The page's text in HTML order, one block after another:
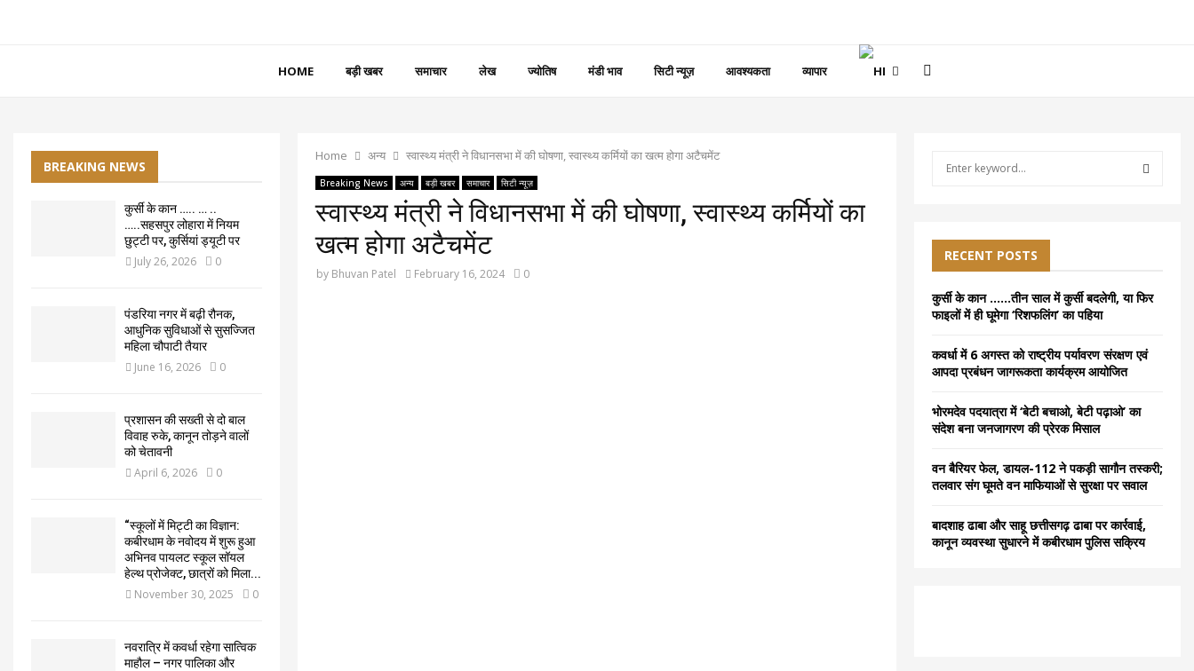
HOME बड़ी खबर समाचार लेख ज्योतिष मंडी भाव सिटी न्यूज़ आवश्यकता व्यापार
Home अन्य स्वास्थ्य मंत्री ने विधानसभा में की घोषणा, स्वास्थ्य कर्मियों का खत्म होगा अटैचमेंट
Breaking News अन्य बड़ी खबर समाचार सिटी न्यूज़
स्वास्थ्य मंत्री ने विधानसभा में की घोषणा, स्वास्थ्य कर्मियों का
खत्म होगा अटैचमेंट
by Bhuvan Patel February 16, 2024 0
BREAKING NEWS
कुर्सी के कान ….. … ..
…..सहसपुर लोहारा में नियम
छुट्टी पर, कुर्सियां ड्यूटी पर
July 26, 2026 0
पंडरिया नगर में बढ़ी रौनक,
आधुनिक सुविधाओं से सुसज्जित
महिला चौपाटी तैयार
June 16, 2026 0
प्रशासन की सख्ती से दो बाल
विवाह रुके, कानून तोड़ने वालों
को चेतावनी
April 6, 2026 0
“स्कूलों में मिट्टी का विज्ञान:
कबीरधाम के नवोदय में शुरू हुआ
अभिनव पायलट स्कूल सॉयल
हेल्थ प्रोजेक्ट, छात्रों को मिला...
November 30, 2025 0
नवरात्रि में कवर्धा रहेगा सात्विक
माहौल – नगर पालिका और
f
o
r
C
RECENT POSTS
कुर्सी के कान ……तीन साल में कुर्सी बदलेगी, या फिर
फाइलों में ही घूमेगा ‘रिशफलिंग’ का पहिया
कवर्धा में 6 अगस्त को राष्ट्रीय पर्यावरण संरक्षण एवं
आपदा प्रबंधन जागरूकता कार्यक्रम आयोजित
भोरमदेव पदयात्रा में ‘बेटी बचाओ, बेटी पढ़ाओ’ का
संदेश बना जनजागरण की प्रेरक मिसाल
वन बैरियर फेल, डायल-112 ने पकड़ी सागौन तस्करी;
तलवार संग घूमते वन माफियाओं से सुरक्षा पर सवाल
बादशाह ढाबा और साहू छत्तीसगढ़ ढाबा पर कार्रवाई,
कानून व्यवस्था सुधारने में कबीरधाम पुलिस सक्रिय